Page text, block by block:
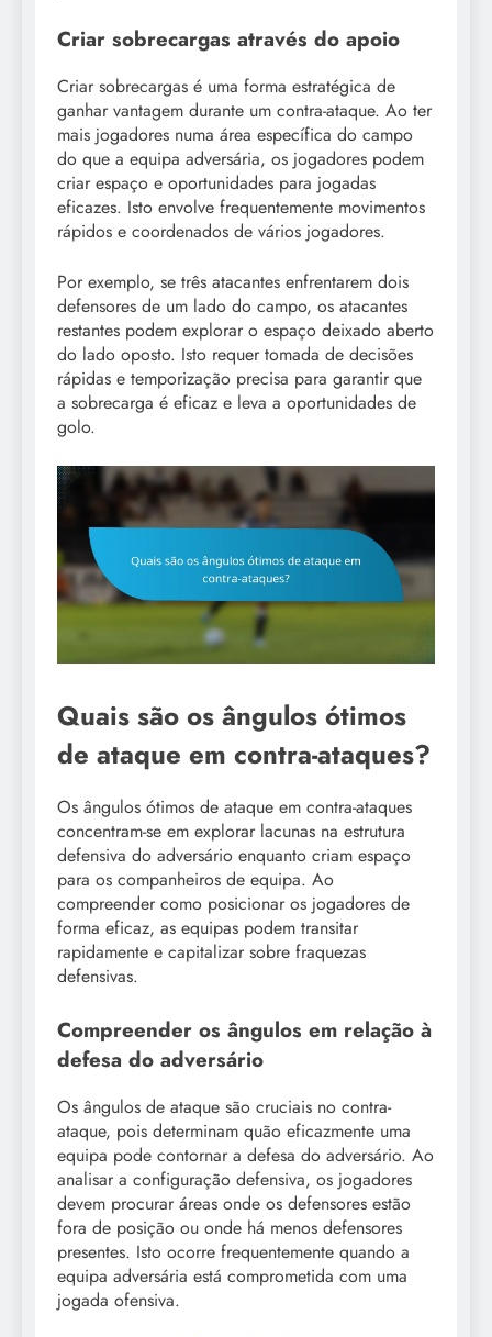
Criar sobrecargas através do apoio
Criar sobrecargas é uma forma estratégica de
ganhar vantagem durante um contra-ataque. Ao ter
mais jogadores numa área específica do campo
do que a equipa adversária, os jogadores podem
criar espaço e oportunidades para jogadas
eficazes. Isto envolve frequentemente movimentos
rápidos e coordenados de vários jogadores.
Por exemplo, se três atacantes enfrentarem dois
defensores de um lado do campo, os atacantes
restantes podem explorar o espaço deixado aberto
do lado oposto. Isto requer tomada de decisões
rápidas e temporização precisa para garantir que
a sobrecarga é eficaz e leva a oportunidades de
golo.
Quais são os ângulos ótimos
de ataque em contra-ataques?
Os ângulos ótimos de ataque em contra-ataques
concentram-se em explorar lacunas na estrutura
defensiva do adversário enquanto criam espaço
para os companheiros de equipa. Ao
compreender como posicionar os jogadores de
forma eficaz, as equipas podem transitar
rapidamente e capitalizar sobre fraquezas
defensivas.
Compreender os ângulos em relação à
defesa do adversário
Os ângulos de ataque são cruciais no contra-
ataque, pois determinam quão eficazmente uma
equipa pode contornar a defesa do adversário. Ao
analisar a configuração defensiva, os jogadores
devem procurar áreas onde os defensores estão
fora de posição ou onde há menos defensores
presentes. Isto ocorre frequentemente quando a
equipa adversária está comprometida com uma
jogada ofensiva.